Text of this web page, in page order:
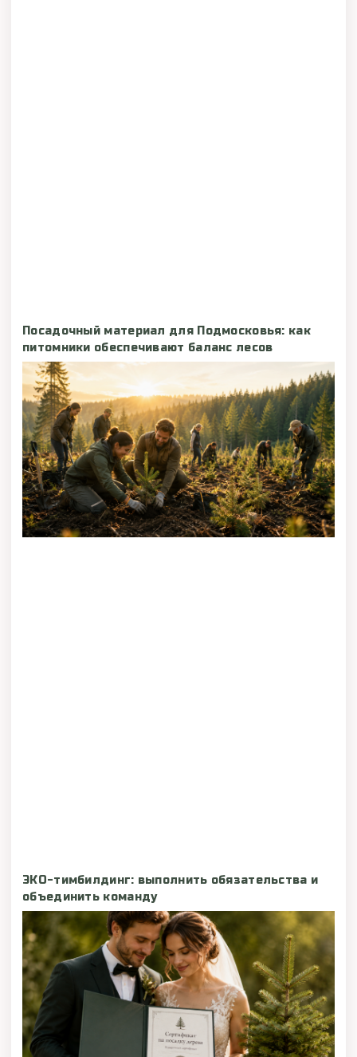
Посадочный материал для Подмосковья: как
питомники обеспечивают баланс лесов
ЭКО-тимбилдинг: выполнить обязательства и
объединить команду